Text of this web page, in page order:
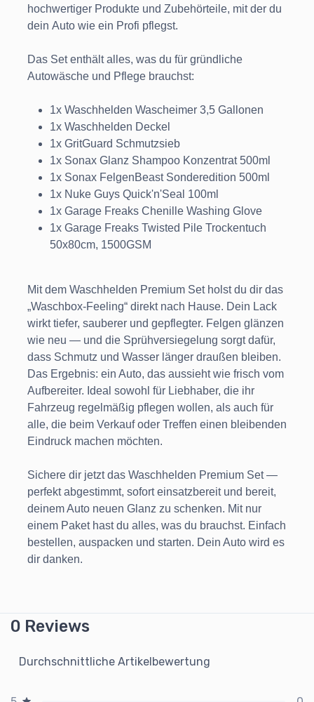
hochwertiger Produkte und Zubehörteile, mit der du
dein Auto wie ein Profi pflegst.
Das Set enthält alles, was du für gründliche
Autowäsche und Pflege brauchst:
1x Waschhelden Wascheimer 3,5 Gallonen
1x Waschhelden Deckel
1x GritGuard Schmutzsieb
1x Sonax Glanz Shampoo Konzentrat 500ml
1x Sonax FelgenBeast Sonderedition 500ml
1x Nuke Guys Quick'n'Seal 100ml
1x Garage Freaks Chenille Washing Glove
1x Garage Freaks Twisted Pile Trockentuch
50x80cm, 1500GSM
Mit dem Waschhelden Premium Set holst du dir das
„Waschbox-Feeling“ direkt nach Hause. Dein Lack
wirkt tiefer, sauberer und gepflegter. Felgen glänzen
wie neu — und die Sprühversiegelung sorgt dafür,
dass Schmutz und Wasser länger draußen bleiben.
Das Ergebnis: ein Auto, das aussieht wie frisch vom
Aufbereiter. Ideal sowohl für Liebhaber, die ihr
Fahrzeug regelmäßig pflegen wollen, als auch für
alle, die beim Verkauf oder Treffen einen bleibenden
Eindruck machen möchten.
Sichere dir jetzt das Waschhelden Premium Set —
perfekt abgestimmt, sofort einsatzbereit und bereit,
deinem Auto neuen Glanz zu schenken. Mit nur
einem Paket hast du alles, was du brauchst. Einfach
bestellen, auspacken und starten. Dein Auto wird es
dir danken.
0 Reviews
Durchschnittliche Artikelbewertung